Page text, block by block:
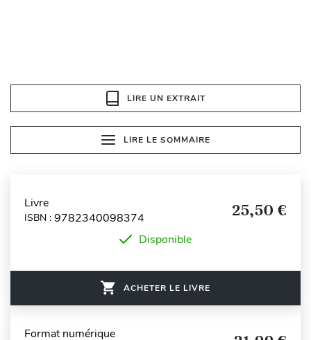
LIRE UN EXTRAIT
LIRE LE SOMMAIRE
Livre
ISBN : 9782340098374 25,50 €
Disponible
ACHETER LE LIVRE
Format numérique